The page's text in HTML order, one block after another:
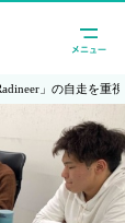
」の自走を重